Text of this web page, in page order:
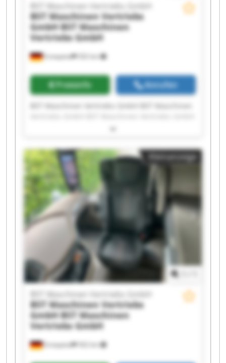
Ennepetal 502 km
BST Maschinen Vertriebs GmbH
BST Maschinen Vertriebs
GmbHBST Maschinen
Vertriebs GmbH
Preisinfo Anrufen
BST Maschinen Vertriebs GmbH BST Maschinen
BST Maschinen Vertriebs GmbH BST Maschinen
Vertriebs GmbH BST Maschinen Vertriebs GmbH
BST Maschinen Vertriebs GmbH BST Maschinen
Vertriebs GmbH BST Maschinen Vertriebs GmbH
BST Maschinen Vertriebs GmbH BST Maschinen
Vertriebs GmbH BST Maschinen Vertriebs GmbH
BST Maschinen Vertriebs GmbH BST Maschinen
Vertriebs GmbH BST Maschinen Vertriebs GmbH
BST Maschinen Vertriebs GmbH BST Maschinen
Vertriebs GmbH
Kleinanzeige
Ennepetal 502 km
BST Maschinen Vertriebs GmbH
BST Maschinen Vertriebs
GmbHBST Maschinen
Vertriebs GmbH